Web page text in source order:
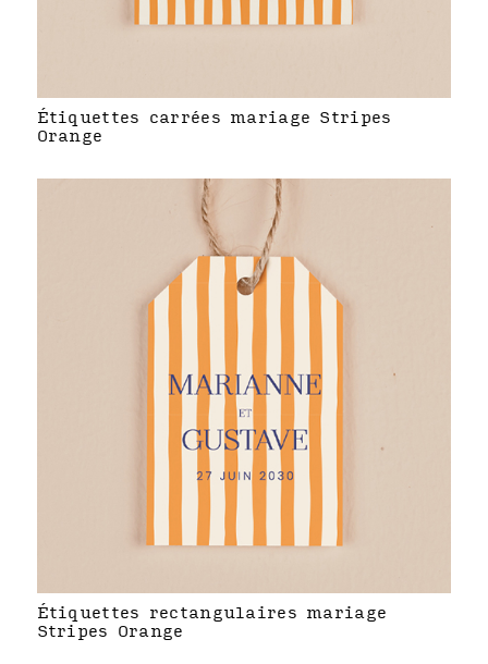
Étiquettes carrées mariage Stripes
Orange
Étiquettes rectangulaires mariage
Stripes Orange